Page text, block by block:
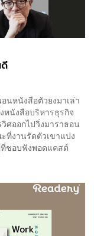
นหนังสือตัวยงมาเล่า
หนังสือบริหารธุรกิจ
ศออกไปวิ่งมาราธอน
ที่งานรัดตัวเขาแบ่ง
ชอบฟังพอดแคสต์